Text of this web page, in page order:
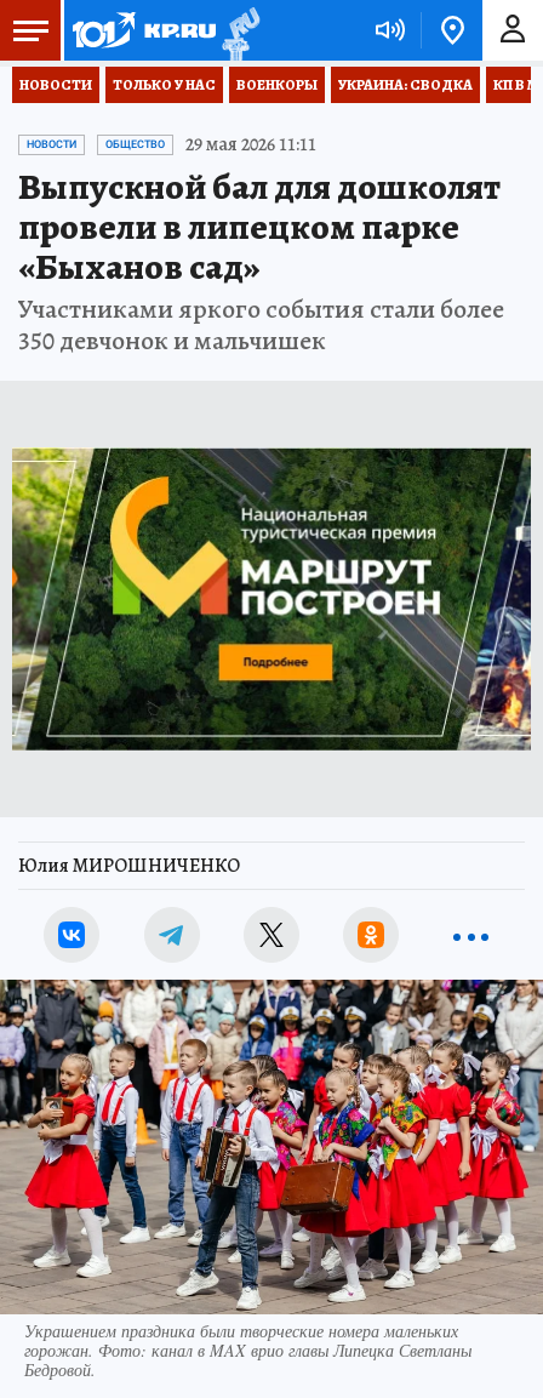
НОВОСТИ ТОЛЬКО У НАС ВОЕНКОРЫ УКРАИНА: СВОДКА КП В
НОВОСТИ ОБЩЕСТВО 29 мая 2026 11:11
Выпускной бал для дошколят
провели в липецком парке
«Быханов сад»
Участниками яркого события стали более
350 девчонок и мальчишек
Юлия МИРОШНИЧЕНКО
Украшением праздника были творческие номера маленьких
горожан. Фото: канал в MAX врио главы Липецка Светланы
Бедровой.